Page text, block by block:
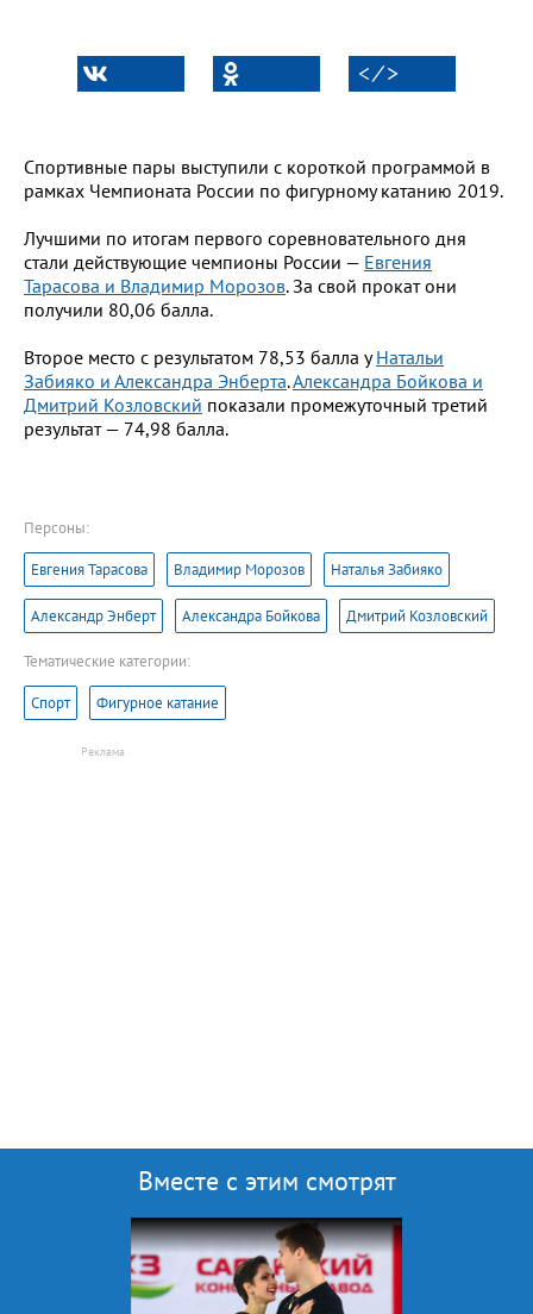
< ⁄ >
Спортивные пары выступили с короткой программой в
рамках Чемпионата России по фигурному катанию 2019.
Лучшими по итогам первого соревновательного дня
стали действующие чемпионы России — Евгения
Тарасова и Владимир Морозов. За свой прокат они
получили 80,06 балла.
Второе место с результатом 78,53 балла уНатальи
Забияко и Александра Энберта.Александра Бойкова и
Дмитрий Козловский показали промежуточный третий
результат — 74,98 балла.
Персоны:
Евгения Тарасова Владимир Морозов Наталья Забияко
Александр Энберт Александра Бойкова Дмитрий Козловский
Тематические категории:
Спорт Фигурное катание
Вместе с этим смотрят